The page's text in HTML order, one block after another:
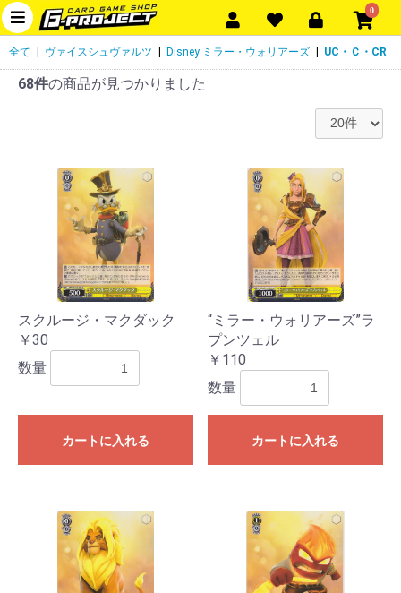
0
全て ヴァイスシュヴァルツ Disney ミラー・ウォリアーズ UC・Ｃ・CR
68件の商品が見つかりました
スクルージ・マクダック
￥30
数量
カートに入れる
“ミラー・ウォリアーズ”ラ
プンツェル
￥110
数量
カートに入れる